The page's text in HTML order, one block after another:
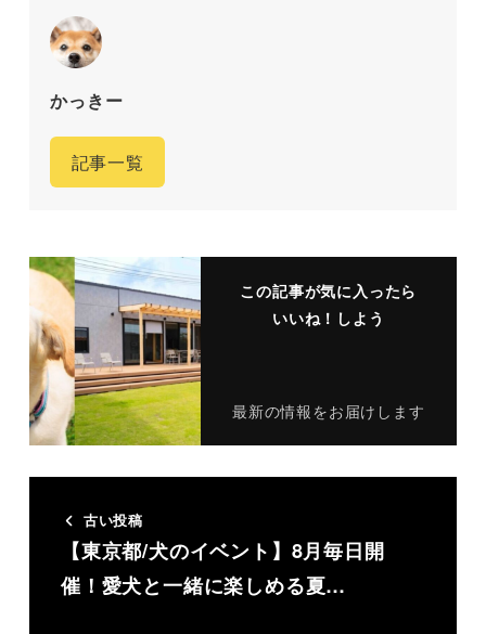
かっきー
記事一覧
この記事が気に入ったら
いいね！しよう
最新の情報をお届けします
古い投稿
【東京都/犬のイベント】8月毎日開
催！愛犬と一緒に楽しめる夏…